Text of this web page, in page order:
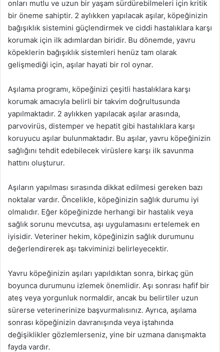
onları mutlu ve uzun bir yaşam sürdürebilmeleri için kritik
bir öneme sahiptir. 2 aylıkken yapılacak aşılar, köpeğinizin
bağışıklık sistemini güçlendirmek ve ciddi hastalıklara karşı
korumak için ilk adımlardan biridir. Bu dönemde, yavru
köpeklerin bağışıklık sistemleri henüz tam olarak
gelişmediği için, aşılar hayati bir rol oynar.
Aşılama programı, köpeğinizi çeşitli hastalıklara karşı
korumak amacıyla belirli bir takvim doğrultusunda
yapılmaktadır. 2 aylıkken yapılacak aşılar arasında,
parvovirüs, distemper ve hepatit gibi hastalıklara karşı
koruyucu aşılar bulunmaktadır. Bu aşılar, yavru köpeğinizin
sağlığını tehdit edebilecek virüslere karşı ilk savunma
hattını oluşturur.
Aşıların yapılması sırasında dikkat edilmesi gereken bazı
noktalar vardır. Öncelikle, köpeğinizin sağlık durumu iyi
olmalıdır. Eğer köpeğinizde herhangi bir hastalık veya
sağlık sorunu mevcutsa, aşı uygulamasını ertelemek en
iyisidir. Veteriner hekim, köpeğinizin sağlık durumunu
değerlendirerek aşı takviminizi belirleyecektir.
Yavru köpeğinizin aşıları yapıldıktan sonra, birkaç gün
boyunca durumunu izlemek önemlidir. Aşı sonrası hafif bir
ateş veya yorgunluk normaldir, ancak bu belirtiler uzun
sürerse veterinerinize başvurmalısınız. Ayrıca, aşılama
sonrası köpeğinizin davranışında veya iştahında
değişiklikler gözlemlerseniz, yine bir uzmana danışmakta
fayda vardır.